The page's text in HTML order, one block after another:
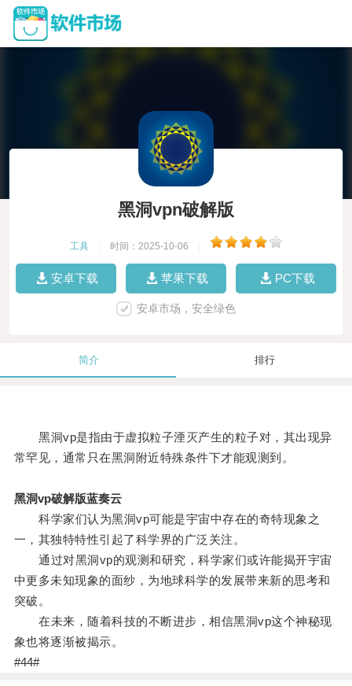
黑洞vpn破解版
工具 时间：2025-10-06
安卓下载 苹果下载 PC下载
安卓市场，安全绿色
简介 排行
黑洞vp是指由于虚拟粒子湮灭产生的粒子对，其出现异
常罕见，通常只在黑洞附近特殊条件下才能观测到。
黑洞vp破解版蓝奏云
科学家们认为黑洞vp可能是宇宙中存在的奇特现象之
一，其独特特性引起了科学界的广泛关注。
通过对黑洞vp的观测和研究，科学家们或许能揭开宇宙
中更多未知现象的面纱，为地球科学的发展带来新的思考和
突破。
在未来，随着科技的不断进步，相信黑洞vp这个神秘现
象也将逐渐被揭示。
#44#